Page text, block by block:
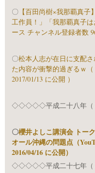
〇 【百田尚樹×我那覇真
工作員！」「我那覇真子
ース チャンネル登録者数
〇松本人志が在日に支配
た内容が衝撃的過ぎるｗ
2017/01/13 に公開 ）
◇◇◇◇◇平成二十八年
〇櫻井よしこ講演会 トー
オール沖縄の問題点（
2016/04/16 に公開）
◇◇◇◇◇平成二十七年